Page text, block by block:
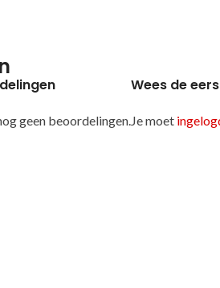
geen beoordelingen.
Wees de
Je moet